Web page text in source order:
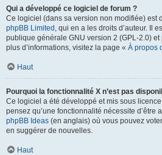
Qui a développé ce logiciel de forum ?
Ce logiciel (dans sa version non modifiée) est
phpBB Limited , qui en a les droits d’auteur. Il
publique générale GNU version 2 (GPL-2.0)
plus d’informations, visitez la page « À propos
Haut
Pourquoi la fonctionnalité X n’est pas
Ce logiciel a été développé et mis sous
pensez qu’une fonctionnalité nécessite d’être
phpBB Ideas (en anglais) où vous pouvez
en suggérer de nouvelles.
Haut